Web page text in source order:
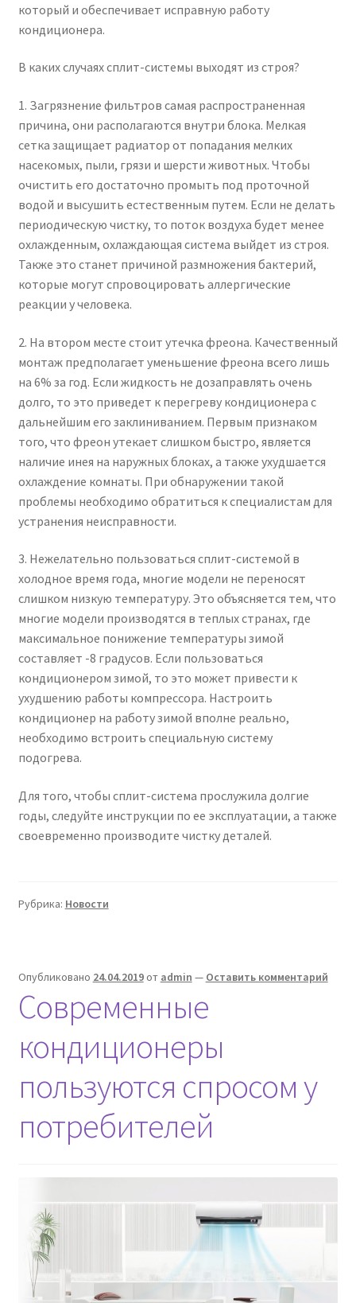
который и обеспечивает исправную работу
кондиционера.
В каких случаях сплит-системы выходят из строя?
1. Загрязнение фильтров самая распространенная
причина, они располагаются внутри блока. Мелкая
сетка защищает радиатор от попадания мелких
насекомых, пыли, грязи и шерсти животных. Чтобы
очистить его достаточно промыть под проточной
водой и высушить естественным путем. Если не делать
периодическую чистку, то поток воздуха будет менее
охлажденным, охлаждающая система выйдет из строя.
Также это станет причиной размножения бактерий,
которые могут спровоцировать аллергические
реакции у человека.
2. На втором месте стоит утечка фреона. Качественный
монтаж предполагает уменьшение фреона всего лишь
на 6% за год. Если жидкость не дозаправлять очень
долго, то это приведет к перегреву кондиционера с
дальнейшим его заклиниванием. Первым признаком
того, что фреон утекает слишком быстро, является
наличие инея на наружных блоках, а также ухудшается
охлаждение комнаты. При обнаружении такой
проблемы необходимо обратиться к специалистам для
устранения неисправности.
3. Нежелательно пользоваться сплит-системой в
холодное время года, многие модели не переносят
слишком низкую температуру. Это объясняется тем, что
многие модели производятся в теплых странах, где
максимальное понижение температуры зимой
составляет -8 градусов. Если пользоваться
кондиционером зимой, то это может привести к
ухудшению работы компрессора. Настроить
кондиционер на работу зимой вполне реально,
необходимо встроить специальную систему
подогрева.
Для того, чтобы сплит-система прослужила долгие
годы, следуйте инструкции по ее эксплуатации, а также
своевременно производите чистку деталей.
Рубрика: Новости
Опубликовано 24.04.2019от admin — Оставить комментарий
Современные
кондиционеры
пользуются спросом у
потребителей